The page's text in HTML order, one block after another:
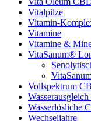
Vitalpilze
Vitamin-
Vitamine
Vitamine &
VitaSanum®
Vollspektrum
Wasserlösliche
Wechseljahre